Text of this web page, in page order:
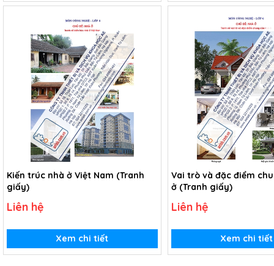
Kiến trúc nhà ở Việt Nam (Tranh
giấy)
Liên hệ
Xem chi tiết
Vai trò và đặc điểm
ở (Tranh giấy)
Liên hệ
Xem chi tiết